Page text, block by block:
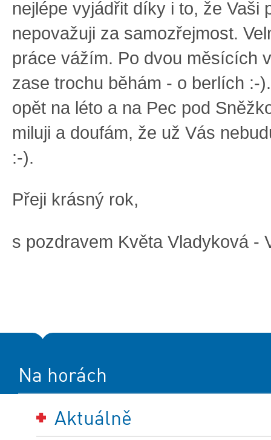
nejlépe vyjádřit díky i to, že Vaši
nepovažuji za samozřejmost.
práce vážím. Po dvou měsících
zase trochu běhám - o berlích :-
opět na léto a na Pec pod
miluji a doufám, že už Vás
:-).
Přeji krásný rok,
s pozdravem Květa Vladyková -
Na horách
Aktuálně